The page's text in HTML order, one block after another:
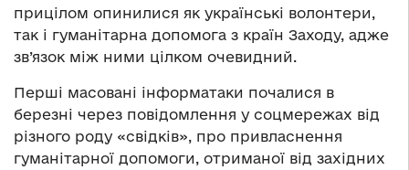
прицілом опинилися як українські волонтери,
так і гуманітарна допомога з країн Заходу, адже
зв’язок між ними цілком очевидний.
Перші масовані інформатаки почалися в
березні через повідомлення у соцмережах від
різного роду «свідків», про привласнення
гуманітарної допомоги, отриманої від західних